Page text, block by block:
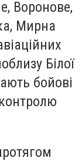
Воронове,
Мирна
Білої
бойові